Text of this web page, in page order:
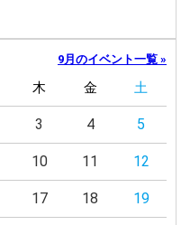
9月のイベント一覧 »
木 金 土
3 4 5
10 11 12
17 18 19